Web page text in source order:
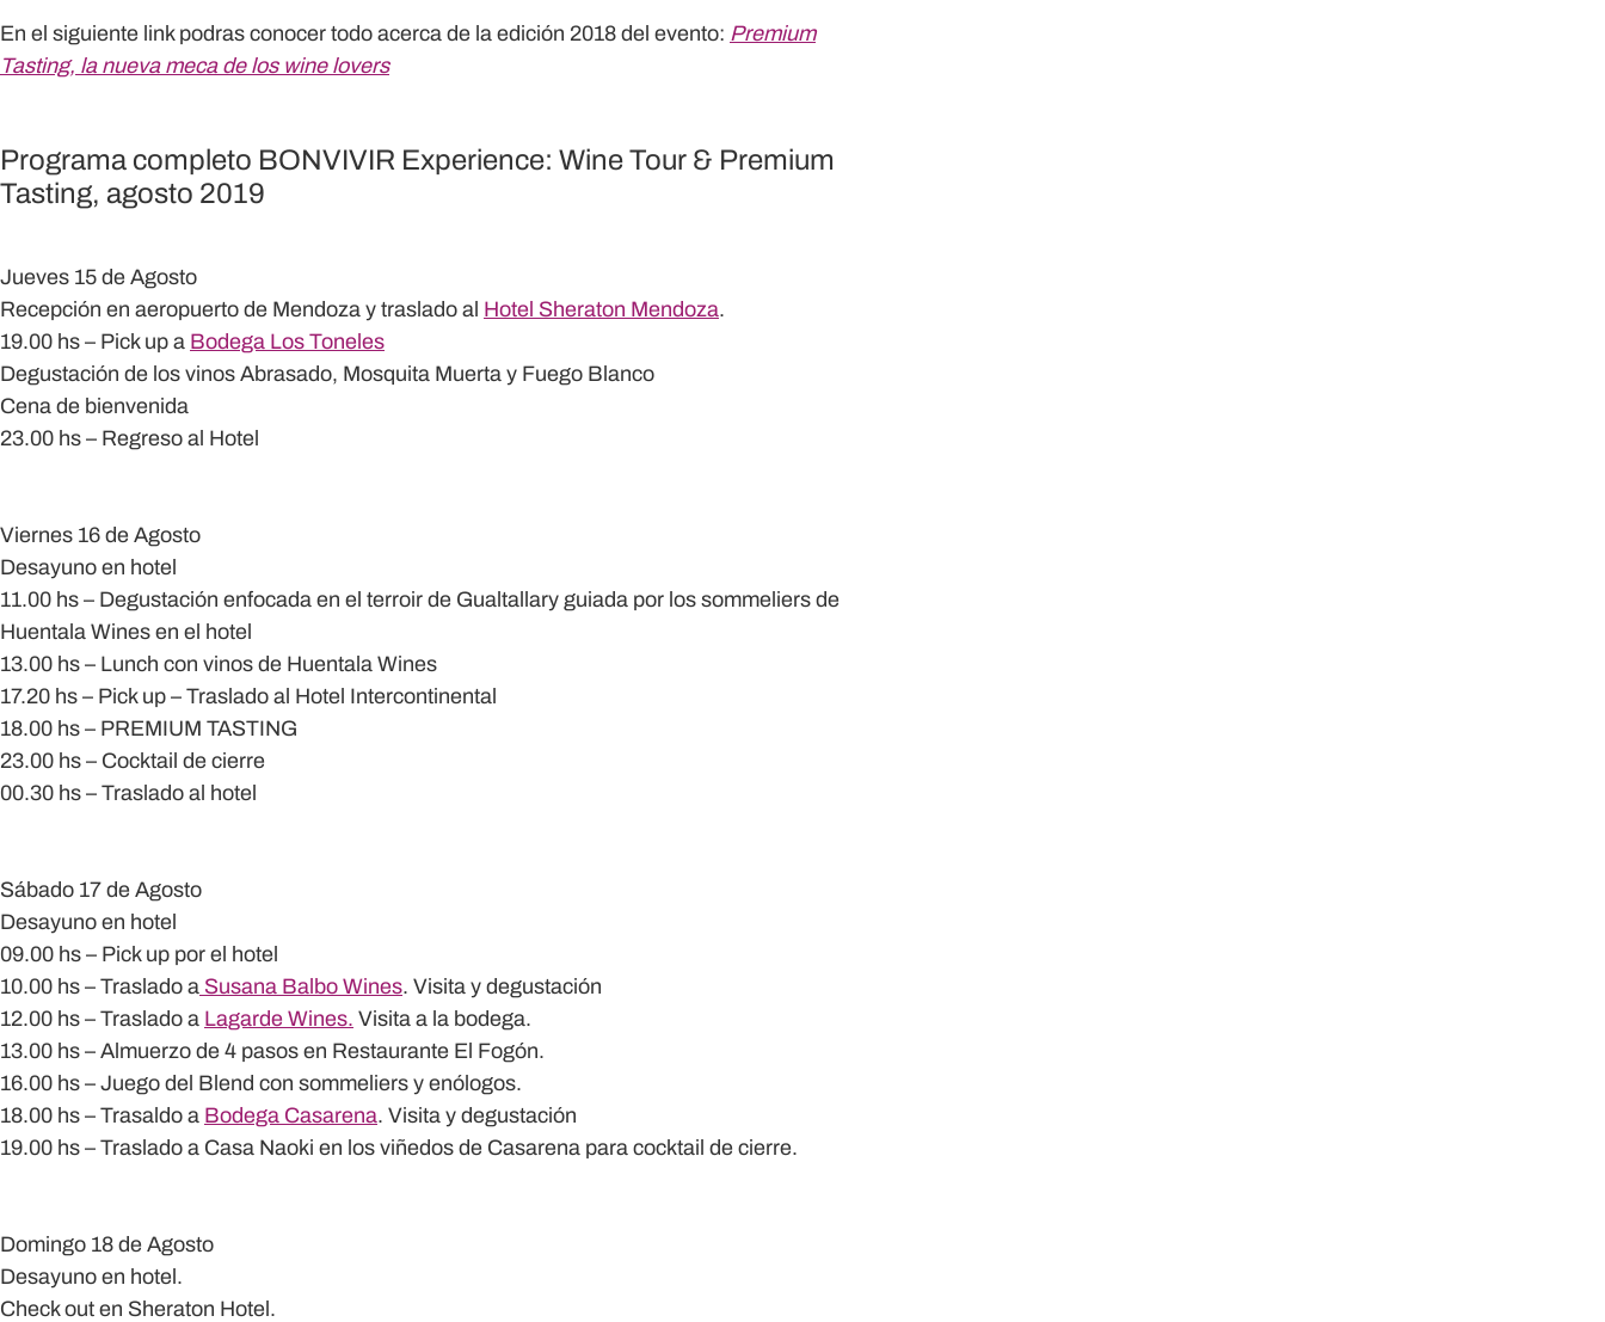
En el siguiente link podras conocer todo acerca de la edición 2018 del evento: Premium
Tasting, la nueva meca de los wine lovers
Programa completo BONVIVIR Experience: Wine Tour & Premium
Tasting, agosto 2019
Jueves 15 de Agosto
Recepción en aeropuerto de Mendoza y traslado al Hotel Sheraton Mendoza.
19.00 hs – Pick up a Bodega Los Toneles
Degustación de los vinos Abrasado, Mosquita Muerta y Fuego Blanco
Cena de bienvenida
23.00 hs – Regreso al Hotel
Viernes 16 de Agosto
Desayuno en hotel
11.00 hs – Degustación enfocada en el terroir de Gualtallary guiada por los sommeliers de
Huentala Wines en el hotel
13.00 hs – Lunch con vinos de Huentala Wines
17.20 hs – Pick up – Traslado al Hotel Intercontinental
18.00 hs – PREMIUM TASTING
23.00 hs – Cocktail de cierre
00.30 hs – Traslado al hotel
Sábado 17 de Agosto
Desayuno en hotel
09.00 hs – Pick up por el hotel
10.00 hs – Traslado a Susana Balbo Wines. Visita y degustación
12.00 hs – Traslado a Lagarde Wines. Visita a la bodega.
13.00 hs – Almuerzo de 4 pasos en Restaurante El Fogón.
16.00 hs – Juego del Blend con sommeliers y enólogos.
18.00 hs – Trasaldo a Bodega Casarena. Visita y degustación
19.00 hs – Traslado a Casa Naoki en los viñedos de Casarena para cocktail de cierre.
Domingo 18 de Agosto
Desayuno en hotel.
Check out en Sheraton Hotel.